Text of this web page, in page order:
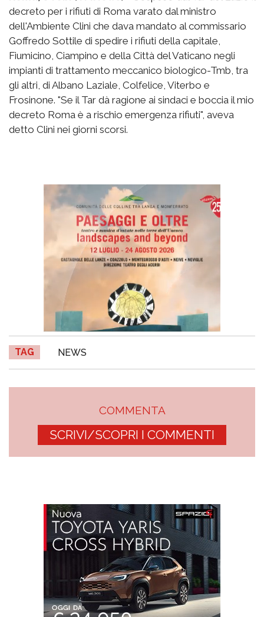
decreto per i rifiuti di Roma varato dal ministro
dell'Ambiente Clini che dava mandato al commissario
Goffredo Sottile di spedire i rifiuti della capitale,
Fiumicino, Ciampino e della Città del Vaticano negli
impianti di trattamento meccanico biologico-Tmb, tra
gli altri, di Albano Laziale, Colfelice, Viterbo e
Frosinone. "Se il Tar dà ragione ai sindaci e boccia il mio
decreto Roma è a rischio emergenza rifiuti", aveva
detto Clini nei giorni scorsi.
TAG NEWS
COMMENTA
SCRIVI/SCOPRI I COMMENTI